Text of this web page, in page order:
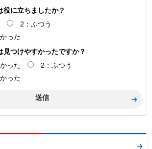
役に立ちましたか？
2：ふつう
った
見つけやすかったですか？
った
2：ふつう
った